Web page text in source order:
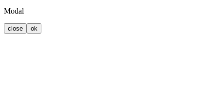
Modal
close ok